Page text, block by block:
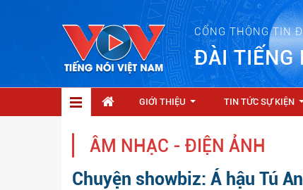
CỔNG THÔNG TIN
ĐÀI TIẾNG
GIỚI THIỆU TIN TỨC SỰ KIỆN
ÂM NHẠC - ĐIỆN ẢNH
Chuyện showbiz: Á hậu Tú